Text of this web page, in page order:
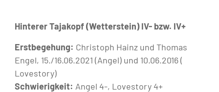
Hinterer Tajakopf (Wetterstein) IV- bzw. IV+
Erstbegehung: Christoph Hainz und Thomas
Engel, 15./16.06.2021 (Angel) und 10.06.2016 (
Lovestory)
Schwierigkeit: Angel 4-, Lovestory 4+